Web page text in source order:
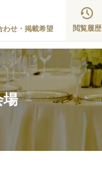
わせ・掲載希望 閲覧履歴
場